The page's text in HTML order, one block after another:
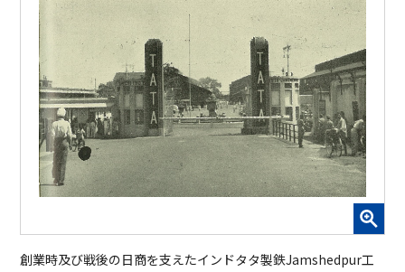
創業時及び戦後の日商を支えたインドタタ製鉄Jamshedpur工